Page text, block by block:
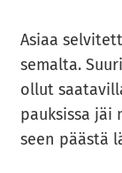
Asiaa
se­mal­ta.
ollut
pauk­sis­sa jäi
seen pääs­tä